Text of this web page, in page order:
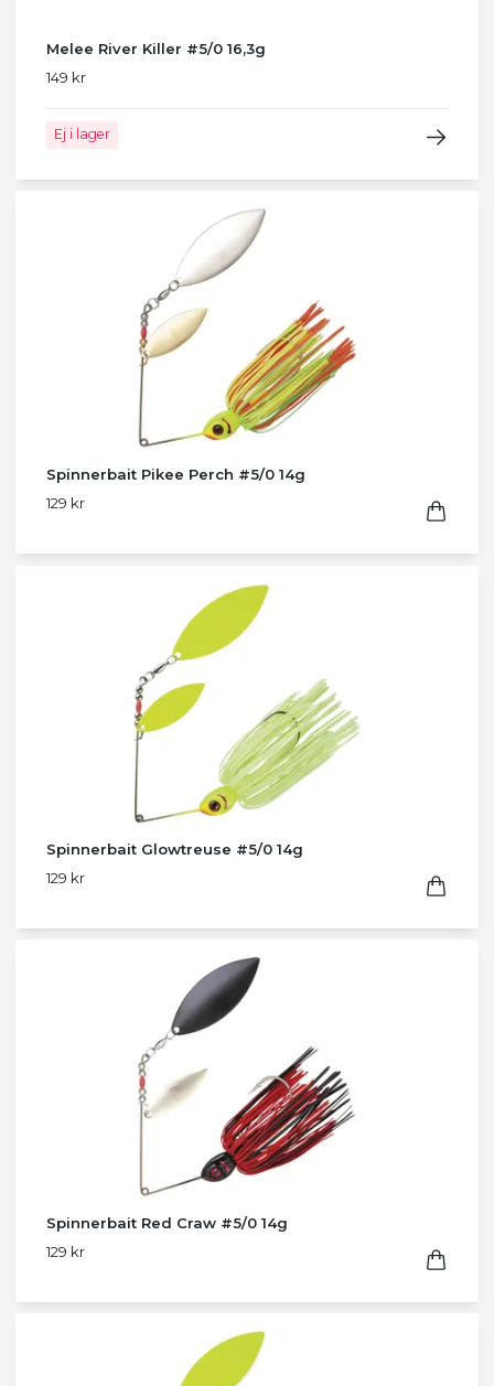
Melee River Killer #5/0 16,3g
149 kr
Ej i lager
Spinnerbait Pikee Perch #5/0 14g
129 kr
Spinnerbait Glowtreuse #5/0 14g
129 kr
Spinnerbait Red Craw #5/0 14g
129 kr